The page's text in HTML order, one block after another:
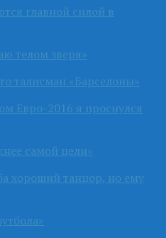
главной силой в
телом зверя»
талисман «Барселоны»
Евро-2016 я проснулся
самой цели»
хороший танцор, но ему